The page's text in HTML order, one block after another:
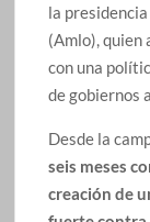
la
(Amlo), quien
con una
de gobiernos
Desde la
seis meses
creación de